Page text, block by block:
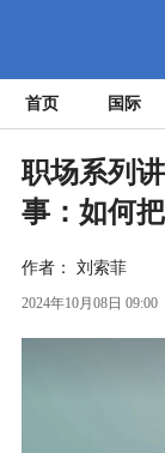
首页 国际
职场系列
事：如何
作者： 刘索菲
2024年10月08日 09:00